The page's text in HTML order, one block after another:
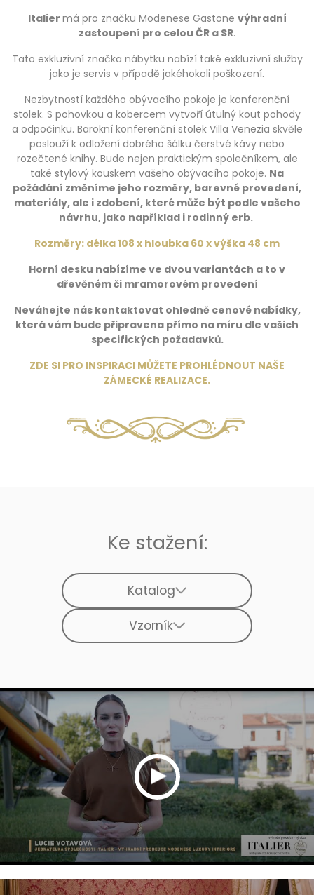
Italier má pro značku Modenese Gastone výhradní
zastoupení pro celou ČR a SR.
Tato exkluzivní značka nábytku nabízí také exkluzivní služby
jako je servis v případě jakéhokoli poškození.
Nezbytností každého obývacího pokoje je konferenční
stolek. S pohovkou a kobercem vytvoří útulný kout pohody
a odpočinku. Barokní konferenční stolek Villa Venezia skvěle
poslouží k odložení dobrého šálku čerstvé kávy nebo
rozečtené knihy. Bude nejen praktickým společníkem, ale
také stylový kouskem vašeho obývacího pokoje. Na
požádání změníme jeho rozměry, barevné provedení,
materiály, ale i zdobení, které může být podle vašeho
návrhu, jako například i rodinný erb.
Rozměry: délka 108 x hloubka 60 x výška 48 cm
Horní desku nabízíme ve dvou variantách a to v
dřevěném či mramorovém provedení
Neváhejte nás kontaktovat ohledně cenové nabídky,
která vám bude připravena přímo na míru dle vašich
specifických požadavků.
ZDE SI PRO INSPIRACI MŮŽETE PROHLÉDNOUT NAŠE
ZÁMECKÉ REALIZACE.
Ke stažení:
Katalog
Vzorník